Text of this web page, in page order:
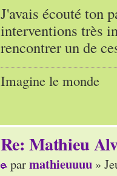
J'avais écouté ton
interventions très
rencontrer un de
Imagine le monde
Re: Mathieu
parmathieuuuu »